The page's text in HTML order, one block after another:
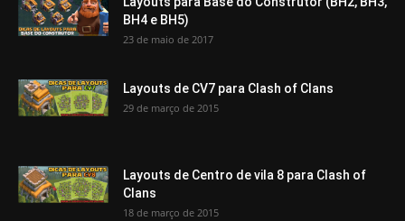
BH4 e BH5)
23 de maio de 2017
Layouts de CV7 para Clash of Clans
29 de março de 2015
Layouts de Centro de vila 8 para Clash of
Clans
18 de março de 2015